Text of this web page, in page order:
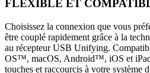
FLEXIBLE ET
Choisissez la connexion que vous
être couplé rapidement grâce à la
au récepteur USB Unifying.
OS™, macOS, Android™, iOS et
touches et raccourcis à votre système